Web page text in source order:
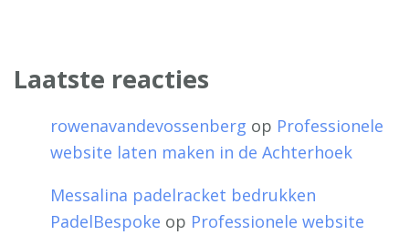
Laatste reacties
rowenavandevossenberg op Professionele
website laten maken in de Achterhoek
Messalina padelracket bedrukken
PadelBespoke op Professionele website